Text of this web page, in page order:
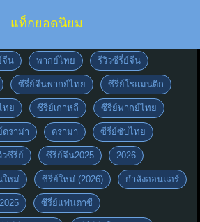
แท็กยอดนิยม
จีน พากย์ไทย รีวิวซีรี่ย์จีน
ซีรี่ย์จีนพากย์ไทย ซีรี่ย์โรแมนติก
ทย ซีรี่ย์เกาหลี ซีรี่ย์พากย์ไทย
ดราม่า ดราม่า ซีรี่ย์ซับไทย
วซีรี่ย์ ซีรี่ย์จีน2025 2026
ใหม่ ซีรี่ย์ใหม่ (2026) กำลังออนแอร์
ซีรี่ย์แฟนตาซี